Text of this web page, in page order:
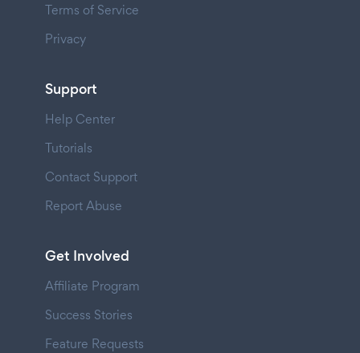
Terms of Service
Privacy
Support
Help Center
Tutorials
Contact Support
Report Abuse
Get Involved
Affiliate Program
Success Stories
Feature Requests